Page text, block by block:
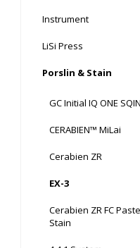
Instrument
LiSi Press
Porslin & Stain
GC Initial IQ ONE SQIN
CERABIEN™ MiLai
Cerabien ZR
EX-3
Cerabien ZR FC Paste
Stain